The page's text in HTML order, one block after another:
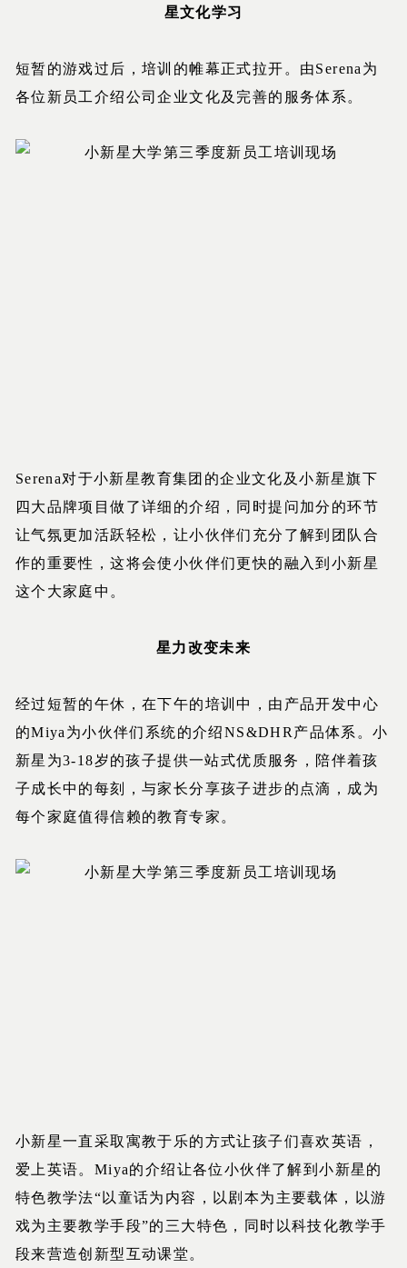
星文化学习
短暂的游戏过后，培训的帷幕正式拉开。由Serena为
各位新员工介绍公司企业文化及完善的服务体系。
Serena对于小新星教育集团的企业文化及小新星旗下
四大品牌项目做了详细的介绍，同时提问加分的环节
让气氛更加活跃轻松，让小伙伴们充分了解到团队合
作的重要性，这将会使小伙伴们更快的融入到小新星
这个大家庭中。
星力改变未来
经过短暂的午休，在下午的培训中，由产品开发中心
的Miya为小伙伴们系统的介绍NS&DHR产品体系。小
新星为3-18岁的孩子提供一站式优质服务，陪伴着孩
子成长中的每刻，与家长分享孩子进步的点滴，成为
每个家庭值得信赖的教育专家。
小新星一直采取寓教于乐的方式让孩子们喜欢英语，
爱上英语。Miya的介绍让各位小伙伴了解到小新星的
特色教学法“以童话为内容，以剧本为主要载体，以游
戏为主要教学手段”的三大特色，同时以科技化教学手
段来营造创新型互动课堂。